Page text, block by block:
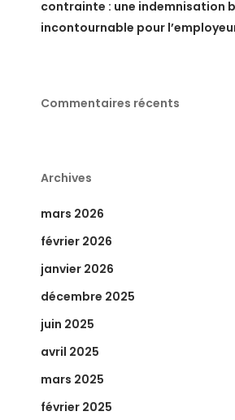
contrainte : une indemnisation
incontournable pour
Commentaires récents
Archives
mars 2026
février 2026
janvier 2026
décembre 2025
juin 2025
avril 2025
mars 2025
février 2025